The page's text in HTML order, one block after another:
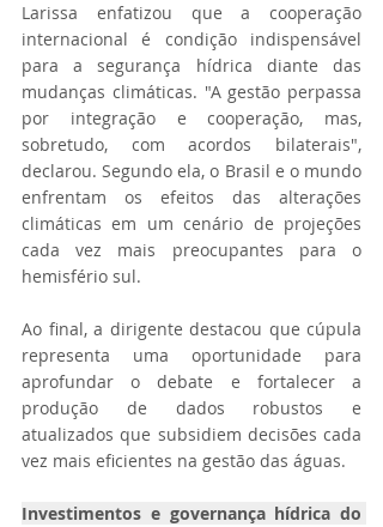
Larissa enfatizou que a cooperação
internacional é condição indispensável
para a segurança hídrica diante das
mudanças climáticas. "A gestão perpassa
por integração e cooperação, mas,
sobretudo, com acordos bilaterais",
declarou. Segundo ela, o Brasil e o mundo
enfrentam os efeitos das alterações
climáticas em um cenário de projeções
cada vez mais preocupantes para o
hemisfério sul.
Ao final, a dirigente destacou que cúpula
representa uma oportunidade para
aprofundar o debate e fortalecer a
produção de dados robustos e
atualizados que subsidiem decisões cada
vez mais eficientes na gestão das águas.
Investimentos e governança hídrica do